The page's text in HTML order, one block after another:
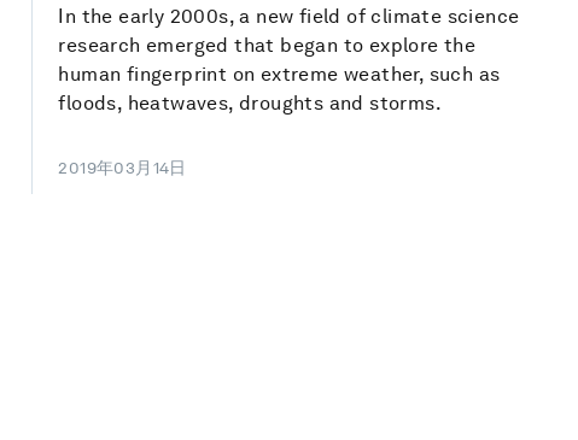
In the early 2000s, a new field of climate science
research emerged that began to explore the
human fingerprint on extreme weather, such as
floods, heatwaves, droughts and storms.
2019年03月14日